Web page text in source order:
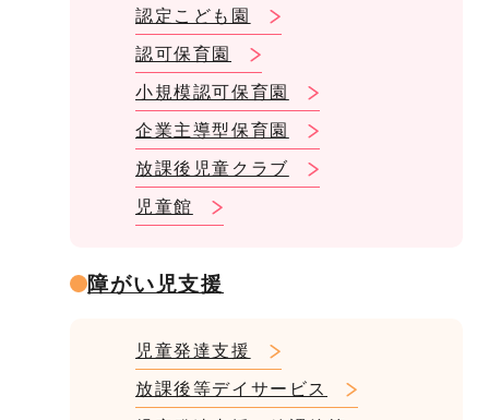
認定こども園
認可保育園
小規模認可保育園
企業主導型保育園
放課後児童クラブ
児童館
障がい児支援
児童発達支援
放課後等デイサービス